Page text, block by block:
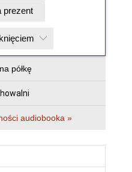
Kup na prezent
półkę
audiobooka »